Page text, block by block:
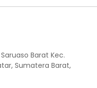
Barat Kec.
Sumatera Barat,